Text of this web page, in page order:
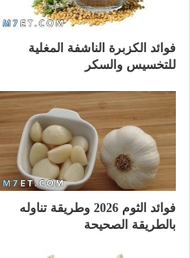
فوائد الكزبرة الناشفة المغلية
للتخسيس والسكر
فوائد الثوم 2026 وطريقة تناوله
بالطريقة الصحيحة